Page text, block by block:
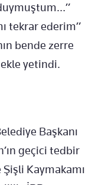
tekrar ederim”
bende zerre
yetindi.
Başkanı
geçici tedbir
Kaymakamı